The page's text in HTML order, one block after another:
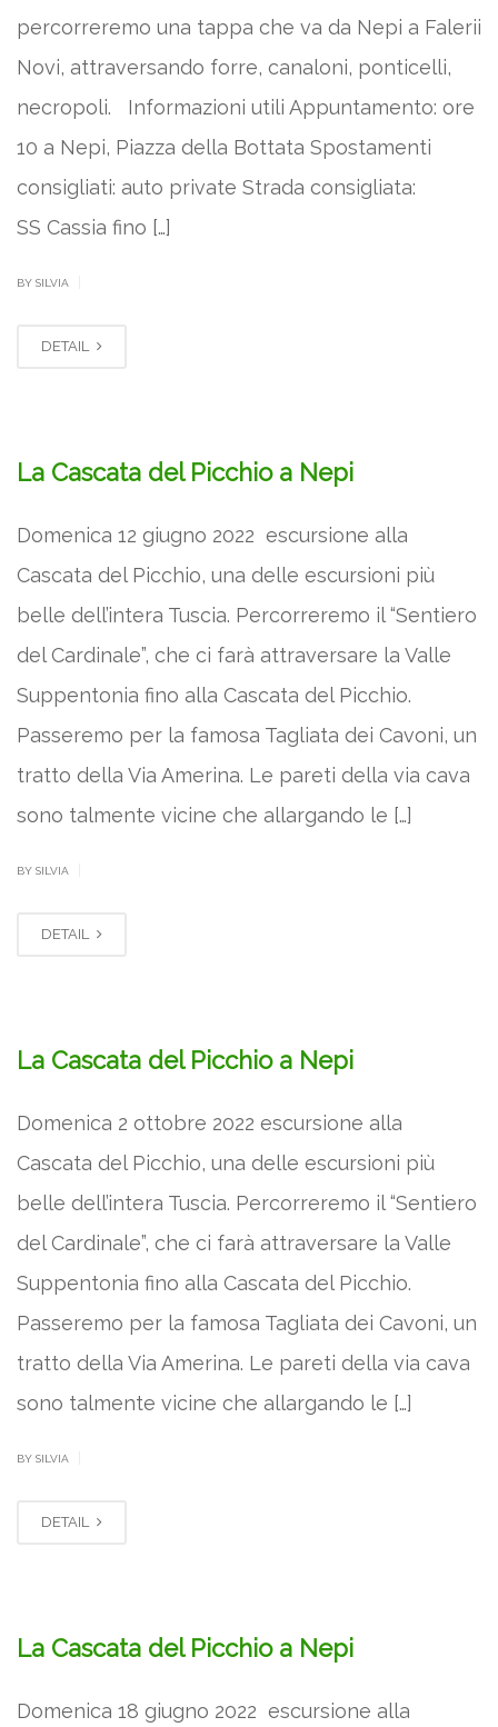
percorreremo una tappa che va da Nepi a Falerii
Novi, attraversando forre, canaloni, ponticelli,
necropoli. Informazioni utili Appuntamento: ore
10 a Nepi, Piazza della Bottata Spostamenti
consigliati: auto private Strada consigliata:
SS Cassia fino […]
BY SILVIA
DETAIL
La Cascata del Picchio a Nepi
Domenica 12 giugno 2022 escursione alla
Cascata del Picchio, una delle escursioni più
belle dell’intera Tuscia. Percorreremo il “Sentiero
del Cardinale”, che ci farà attraversare la Valle
Suppentonia fino alla Cascata del Picchio.
Passeremo per la famosa Tagliata dei Cavoni, un
tratto della Via Amerina. Le pareti della via cava
sono talmente vicine che allargando le […]
BY SILVIA
DETAIL
La Cascata del Picchio a Nepi
Domenica 2 ottobre 2022 escursione alla
Cascata del Picchio, una delle escursioni più
belle dell’intera Tuscia. Percorreremo il “Sentiero
del Cardinale”, che ci farà attraversare la Valle
Suppentonia fino alla Cascata del Picchio.
Passeremo per la famosa Tagliata dei Cavoni, un
tratto della Via Amerina. Le pareti della via cava
sono talmente vicine che allargando le […]
BY SILVIA
DETAIL
La Cascata del Picchio a Nepi
Domenica 18 giugno 2022 escursione alla